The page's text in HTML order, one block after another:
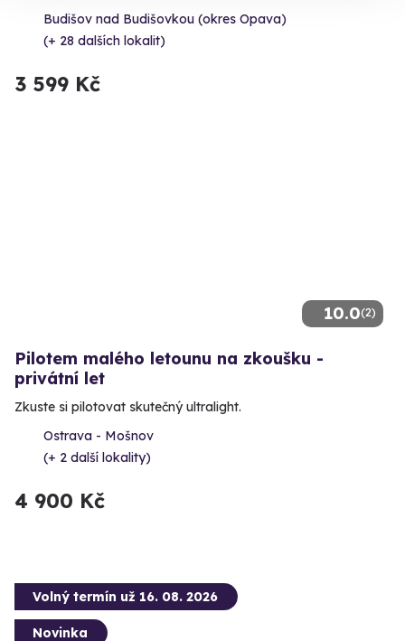
Budišov nad Budišovkou (okres Opava)
(+ 28 dalších lokalit)
3 599 Kč
10.0(2)
Pilotem malého letounu na zkoušku -
privátní let
Zkuste si pilotovat skutečný ultralight.
Ostrava - Mošnov
(+ 2 další lokality)
4 900 Kč
Volný termín už 16. 08. 2026
Novinka